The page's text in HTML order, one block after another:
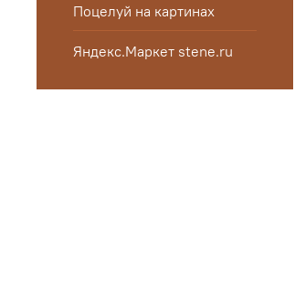
Поцелуй на картинах
Яндекс.Маркет stene.ru